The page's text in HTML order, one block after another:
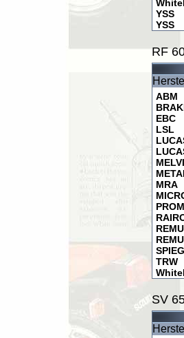
YSS
YSS
RF
ABM
EBC
LSL
MRA
TRW
SV